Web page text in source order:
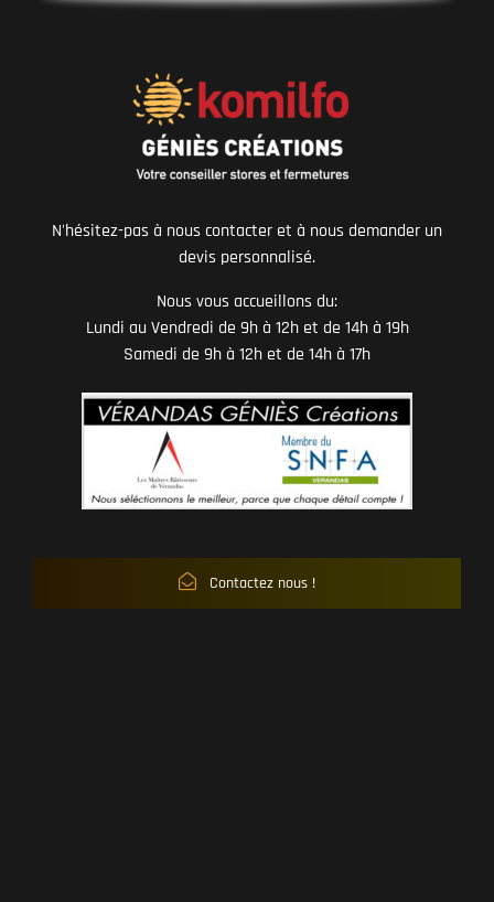
N'hésitez-pas à nous contacter et à nous demander un
devis personnalisé.
Nous vous accueillons du:
Lundi au Vendredi de 9h à 12h et de 14h à 19h
Samedi de 9h à 12h et de 14h à 17h
Contactez nous !